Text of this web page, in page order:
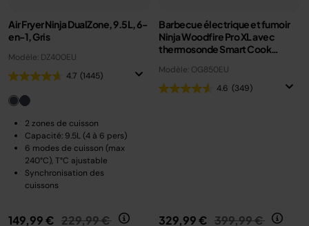
Air Fryer Ninja DualZone, 9.5L, 6-
en-1, Gris
Modèle: DZ400EU
4.7 (1445)
2 zones de cuisson
Capacité: 9.5L (4 à 6 pers)
6 modes de cuisson (max
240°C), T°C ajustable
Synchronisation des
cuissons
149,99 € Prix réduit de
229,99 € au
Barbecue électrique et fumoir
Ninja Woodfire Pro XL avec
thermosonde Smart Cook
Modèle: OG850EU
4.6 (349)
329,99 € Prix réduit de
399,99 € au